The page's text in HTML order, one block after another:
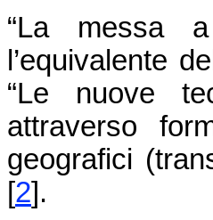
“La messa
l’equivalente
“Le nuove
attraverso
geografici
[2] .